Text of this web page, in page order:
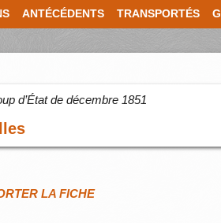
ANTÉCÉDENTS TRANSPORTÉS
d’État de décembre 1851
LA FICHE